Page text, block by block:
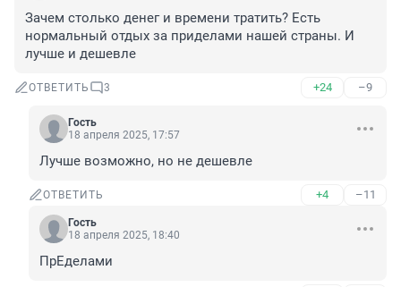
Зачем столько денег и времени тратить? Есть
нормальный отдых за приделами нашей страны. И
лучше и дешевле
ОТВЕТИТЬ 3 +24 –9
Гость
18 апреля 2025, 17:57
Лучше возможно, но не дешевле
ОТВЕТИТЬ +4 –11
Гость
18 апреля 2025, 18:40
ПрЕделами